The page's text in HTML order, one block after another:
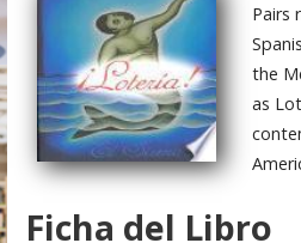
e
n
i
d
o
Pairs
the
as
Ficha del Libro